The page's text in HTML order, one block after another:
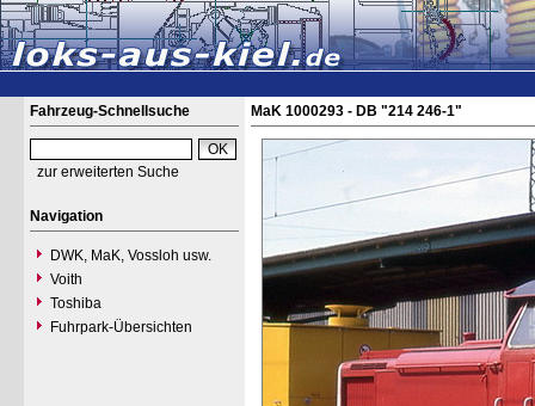
Fahrzeug-Schnellsuche
zur erweiterten Suche
Navigation
DWK, MaK, Vossloh usw.
Voith
Toshiba
Fuhrpark-Übersichten
MaK 1000293 - DB "214 246-1"